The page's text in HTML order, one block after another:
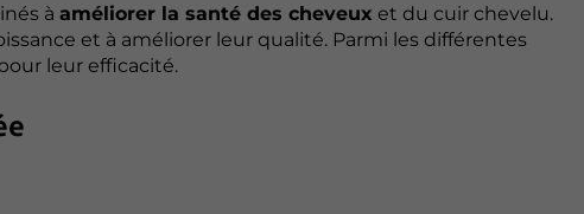
à améliorer la santé des cheveux et du cuir chevelu.
et à améliorer leur qualité. Parmi les différentes
leur efficacité.